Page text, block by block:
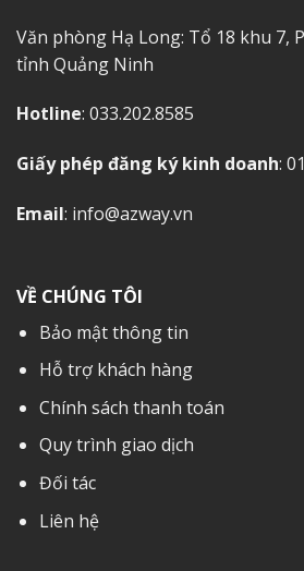
Văn phòng Hạ Long: Tổ 18 khu 7,
tỉnh Quảng Ninh
Hotline: 033.202.8585
Giấy phép đăng ký kinh doanh:
Email: info@azway.vn
VỀ CHÚNG TÔI
Bảo mật thông tin
Hỗ trợ khách hàng
Chính sách thanh toán
Quy trình giao dịch
Đối tác
Liên hệ